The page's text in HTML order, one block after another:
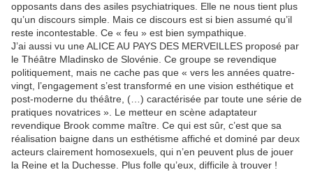
opposants dans des asiles psychiatriques. Elle ne nous tient plus
qu’un discours simple. Mais ce discours est si bien assumé qu’il
reste incontestable. Ce « feu » est bien sympathique.
J’ai aussi vu une ALICE AU PAYS DES MERVEILLES proposé par
le Théâtre Mladinsko de Slovénie. Ce groupe se revendique
politiquement, mais ne cache pas que « vers les années quatre-
vingt, l’engagement s’est transformé en une vision esthétique et
post-moderne du théâtre, (…) caractérisée par toute une série de
pratiques novatrices ». Le metteur en scène adaptateur
revendique Brook comme maître. Ce qui est sûr, c’est que sa
réalisation baigne dans un esthétisme affiché et dominé par deux
acteurs clairement homosexuels, qui n’en peuvent plus de jouer
la Reine et la Duchesse. Plus folle qu’eux, difficile à trouver !